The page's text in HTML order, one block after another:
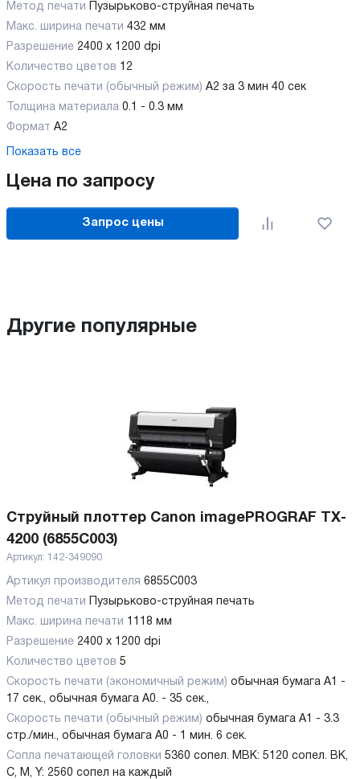
Метод печати
Пузырьково-струйная печать
Макс. ширина печати 432 мм
Разрешение 2400 x 1200 dpi
Количество цветов 12
Скорость печати (обычный режим) A2 за 3 мин 40 сек
Толщина материала 0.1 - 0.3 мм
Формат А2
Показать все
Цена по запросу
Запрос цены
Другие популярные
Струйный плоттер Canon imagePROGRAF TX-
4200 (6855C003)
Артикул: 142-349090
Артикул производителя 6855C003
Метод печати
Пузырьково-струйная печать
Макс. ширина печати 1118 мм
Разрешение 2400 x 1200 dpi
Количество цветов 5
Скорость печати (экономичный режим) обычная бумага A1 -
17 сек., обычная бумага A0. - 35 сек.,
Скорость печати (обычный режим) обычная бумага A1 - 3.3
стр./мин., обычная бумага A0 - 1 мин. 6 сек.
Сопла печатающей головки 5360 сопел. MBK: 5120 сопел. BK,
C, M, Y: 2560 сопел на каждый